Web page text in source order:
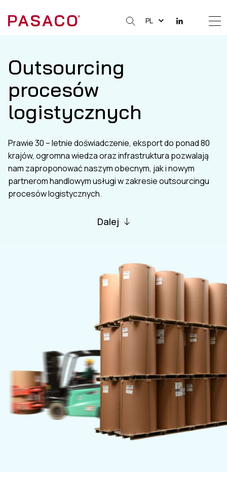
PL
Outsourcing
procesów
logistycznych
Prawie 30 – letnie doświadczenie, eksport do ponad 80
krajów, ogromna wiedza oraz infrastruktura pozwalają
nam zaproponować naszym obecnym, jak i nowym
partnerom handlowym usługi w zakresie outsourcingu
procesów logistycznych.
Dalej